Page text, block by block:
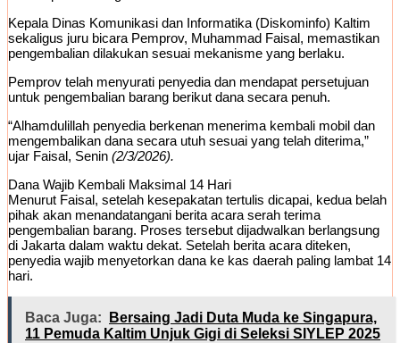
Kepala Dinas Komunikasi dan Informatika (Diskominfo) Kaltim
sekaligus juru bicara Pemprov, Muhammad Faisal, memastikan
pengembalian dilakukan sesuai mekanisme yang berlaku.
Pemprov telah menyurati penyedia dan mendapat persetujuan
untuk pengembalian barang berikut dana secara penuh.
“Alhamdulillah penyedia berkenan menerima kembali mobil dan
mengembalikan dana secara utuh sesuai yang telah diterima,”
ujar Faisal, Senin (2/3/2026).
Dana Wajib Kembali Maksimal 14 Hari
Menurut Faisal, setelah kesepakatan tertulis dicapai, kedua belah
pihak akan menandatangani berita acara serah terima
pengembalian barang. Proses tersebut dijadwalkan berlangsung
di Jakarta dalam waktu dekat. Setelah berita acara diteken,
penyedia wajib menyetorkan dana ke kas daerah paling lambat 14
hari.
Baca Juga:
Bersaing Jadi Duta Muda ke Singapura,
11 Pemuda Kaltim Unjuk Gigi di Seleksi SIYLEP 2025